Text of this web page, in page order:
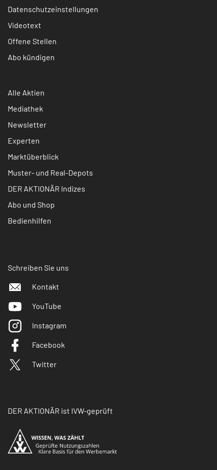
Datenschutzeinstellungen
Videotext
Offene Stellen
Abo kündigen
Alle Aktien
Mediathek
Newsletter
Experten
Marktüberblick
Muster- und Real-Depots
DER AKTIONÄR Indizes
Abo und Shop
Bedienhilfen
Schreiben Sie uns
Kontakt
YouTube
Instagram
Facebook
Twitter
DER AKTIONÄR ist IVW-geprüft